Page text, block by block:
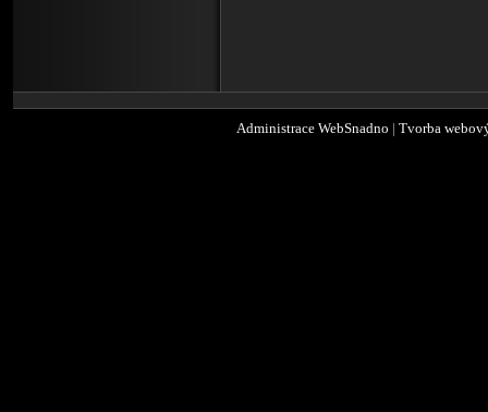
Administrace WebSnadno | Tvorba